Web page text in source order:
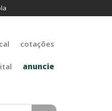
cotações
anuncie